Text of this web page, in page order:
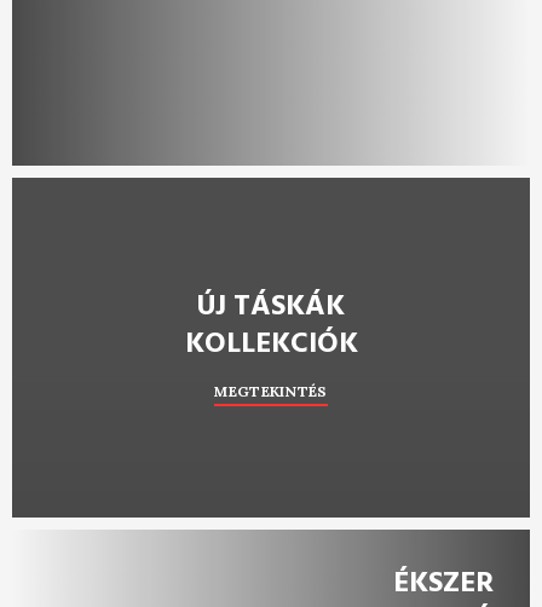
ÚJ TÁSKÁK
KOLLEKCIÓK
MEGTEKINTÉS
ÉKSZER